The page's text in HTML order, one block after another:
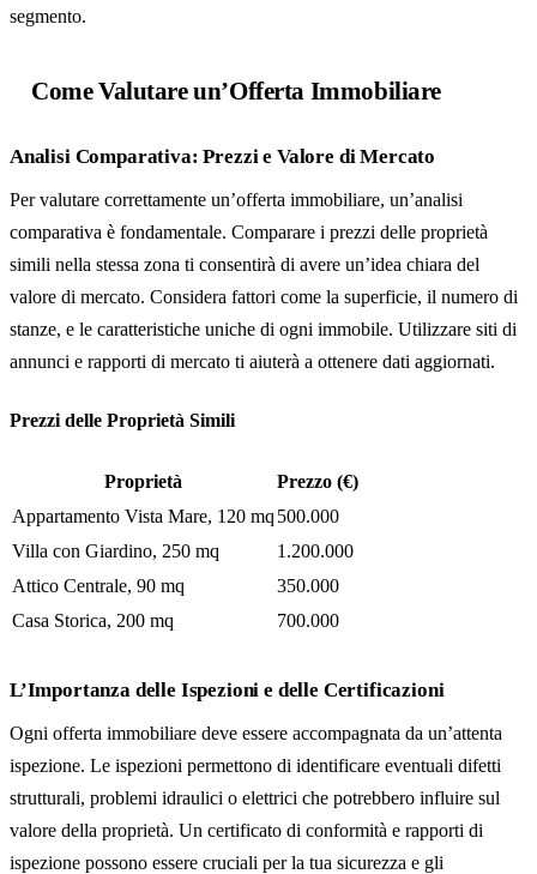
segmento.
Come Valutare un’Offerta Immobiliare
Analisi Comparativa: Prezzi e Valore di Mercato
Per valutare correttamente un’offerta immobiliare, un’analisi
comparativa è fondamentale. Comparare i prezzi delle proprietà
simili nella stessa zona ti consentirà di avere un’idea chiara del
valore di mercato. Considera fattori come la superficie, il numero di
stanze, e le caratteristiche uniche di ogni immobile. Utilizzare siti di
annunci e rapporti di mercato ti aiuterà a ottenere dati aggiornati.
Prezzi delle Proprietà Simili
Proprietà
Prezzo (€)
Appartamento Vista Mare, 120 mq 500.000
Villa con Giardino, 250 mq
1.200.000
Attico Centrale, 90 mq
350.000
Casa Storica, 200 mq
700.000
L’Importanza delle Ispezioni e delle Certificazioni
Ogni offerta immobiliare deve essere accompagnata da un’attenta
ispezione. Le ispezioni permettono di identificare eventuali difetti
strutturali, problemi idraulici o elettrici che potrebbero influire sul
valore della proprietà. Un certificato di conformità e rapporti di
ispezione possono essere cruciali per la tua sicurezza e gli